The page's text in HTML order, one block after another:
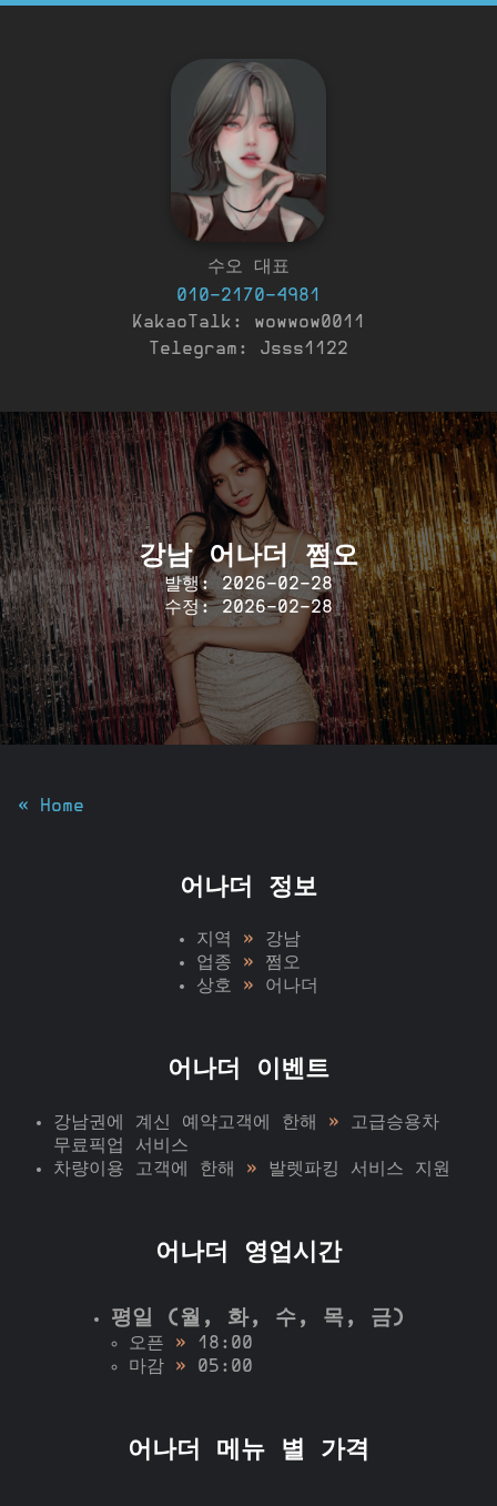
수오 대표
010-2170-4981
KakaoTalk: wowwow0011
Telegram: Jsss1122
강남 어나더 쩜오
발행: 2026-02-28
수정: 2026-02-28
« Home
어나더 정보
지역 » 강남
업종 » 쩜오
상호 » 어나더
어나더 이벤트
강남권에 계신 예약고객에 한해 » 고급승용차
무료픽업 서비스
차량이용 고객에 한해 » 발렛파킹 서비스 지원
어나더 영업시간
평일 (월, 화, 수, 목, 금)
오픈 » 18:00
마감 » 05:00
어나더 메뉴 별 가격